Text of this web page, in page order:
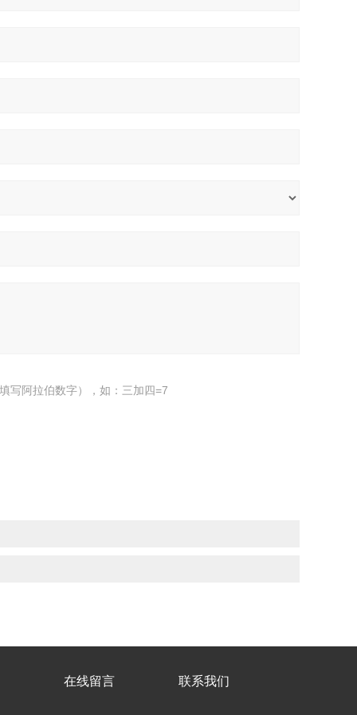
写阿拉伯数字），如：三加四=7
在线留言 联系我们